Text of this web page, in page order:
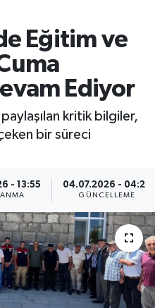
Eğitim ve
Ediyor
kritik bilgiler,
bir süreci
- 13:55 04.07.2026 - 04:27
GÜNCELLEME